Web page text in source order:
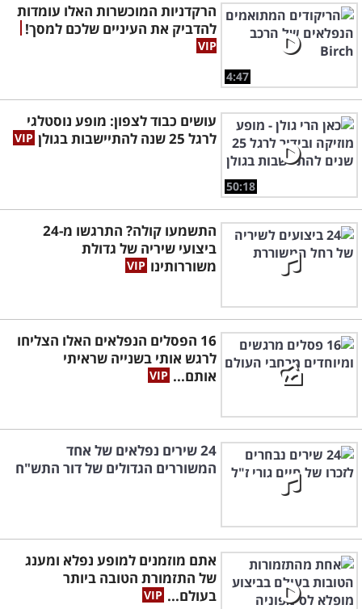
4:47
הרקדניות המוכשרות האלו עומדות
להדביק את העיניים שלכם למסך!
50:18
עושים כבוד לצפון: מופע נוסטלגי
לרגל 25 שנה להתיישבות בגולן
התשמעו קולה? התרגשו מ-24
ביצועי שיריה של גדולת
משוררותינו
16 הפסלים הנפלאים האלו הצליחו
לרגש אותי בשנייה שראיתי
אותם...
24 שירים נפלאים של אחד
המשוררים הגדולים של דור התש"ח
אתם מוזמנים למופע נפלא ומענג
של התזמורת הטובה ביותר
בעולם...